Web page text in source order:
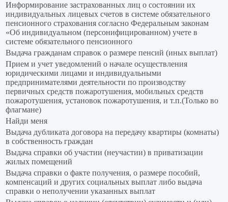
Информирование застрахованных лиц о состоянии их
индивидуальных лицевых счетов в системе обязательного
пенсионного страхования согласно Федеральным законам
«Об индивидуальном (персонифицированном) учете в
системе обязательного пенсионного
Выдача гражданам справок о размере пенсий (иных выплат)
Прием и учет уведомлений о начале осуществления
юридическими лицами и индивидуальными
предпринимателями деятельности по производству
первичных средств пожаротушения, мобильных средств
пожаротушения, установок пожаротушения, и т.п.(Только во
флагмане)
Найди меня
Выдача дубликата договора на передачу квартиры (комнаты)
в собственность граждан
Выдача справки об участии (неучастии) в приватизации
жилых помещений
Выдача справки о факте получения, о размере пособий,
компенсаций и других социальных выплат либо выдача
справки о неполучении указанных выплат